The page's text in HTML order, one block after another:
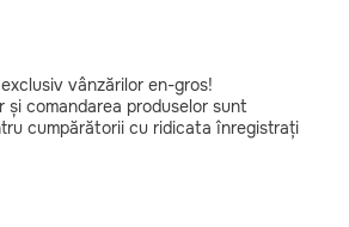
vânzărilor en-gros!
și comandarea produselor sunt
cumpărătorii cu ridicata înregistrați